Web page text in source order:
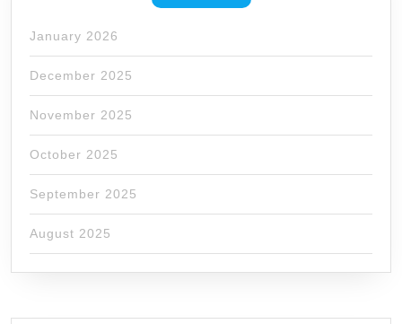
January 2026
December 2025
November 2025
October 2025
September 2025
August 2025